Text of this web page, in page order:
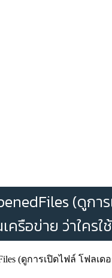
(ดูกา
ครือข่าย ว่าใคร